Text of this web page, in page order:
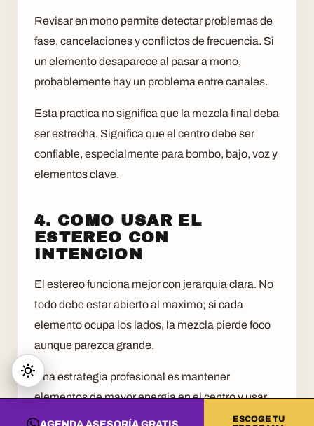
Revisar en mono permite detectar problemas de
fase, cancelaciones y conflictos de frecuencia. Si
un elemento desaparece al pasar a mono,
probablemente hay un problema entre canales.
Esta practica no significa que la mezcla final deba
ser estrecha. Significa que el centro debe ser
confiable, especialmente para bombo, bajo, voz y
elementos clave.
4. COMO USAR EL
ESTEREO CON
INTENCION
El estereo funciona mejor con jerarquia clara. No
todo debe estar abierto al maximo; si cada
elemento ocupa los lados, la mezcla pierde foco
aunque parezca grande.
Una estrategia profesional es mantener
elementos de mayor energia en el centro y usar
laterales para acompanamientos, texturas,
AGENDA ASESORÍA GRATIS
ESCOGE TU